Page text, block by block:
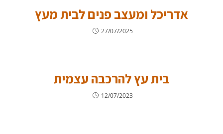
אדריכל ומעצב פנים לבית מעץ
27/07/2025
בית עץ להרכבה עצמית
12/07/2023